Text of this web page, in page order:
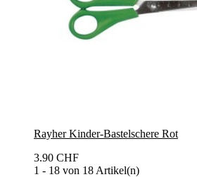
Rayher Kinder-Bastelschere Rot
3.90 CHF
1 - 18 von 18 Artikel(n)